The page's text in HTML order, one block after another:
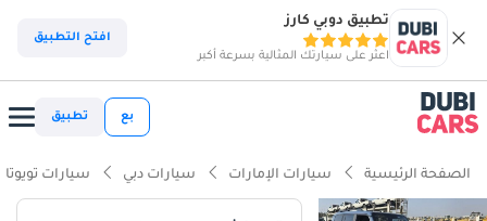
تطبيق دوبي كارز
اعثر على سيارتك المثالية بسرعة أكبر
افتح التطبيق
بع تطبيق
الصفحة الرئيسية سيارات الإمارات سيارات دبي سيارات تويوتا
ذكاء دوبي كارز
ذكاء دوبيكارز
مصمم خصيصًا للطرق الوعرة